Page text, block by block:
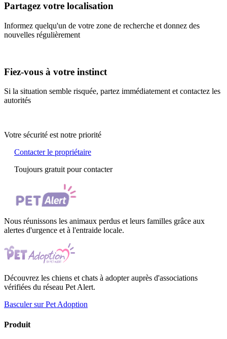
Partagez votre localisation
Informez quelqu'un de votre zone de recherche et donnez des
nouvelles régulièrement
Fiez-vous à votre instinct
Si la situation semble risquée, partez immédiatement et contactez les
autorités
Votre sécurité est notre priorité
Contacter le propriétaire
Toujours gratuit pour contacter
Nous réunissons les animaux perdus et leurs familles grâce aux
alertes d'urgence et à l'entraide locale.
Découvrez les chiens et chats à adopter auprès d'associations
vérifiées du réseau Pet Alert.
Basculer sur Pet Adoption
Produit